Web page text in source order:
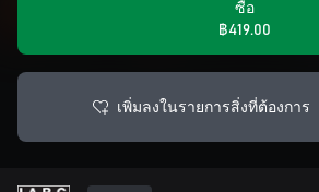
ซื้อ
฿419.00
เพิ่มลงในรายการสิ่งที่ต้องการ